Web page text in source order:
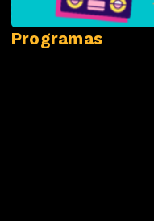
Programas